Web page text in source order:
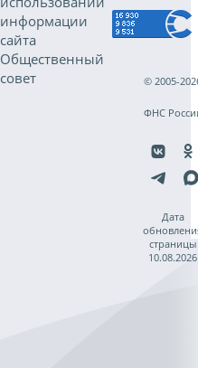
информации
сайта
Общественный
совет
© 2005-
ФНС
Дата
страницы
10.08.2026